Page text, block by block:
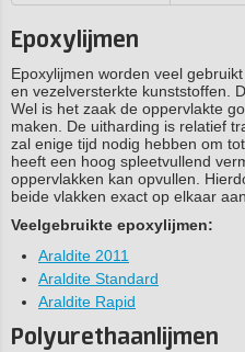
Epoxylijmen
Epoxylijmen worden veel
en vezelversterkte kunststoffen.
Wel is het zaak de oppervlakte
maken. De uitharding is relatief
zal enige tijd nodig hebben om
heeft een hoog spleetvullend
oppervlakken kan opvullen.
beide vlakken exact op elkaar
Veelgebruikte epoxylijmen:
Araldite 2011
Araldite Standard
Araldite Rapid
Polyurethaanlijmen